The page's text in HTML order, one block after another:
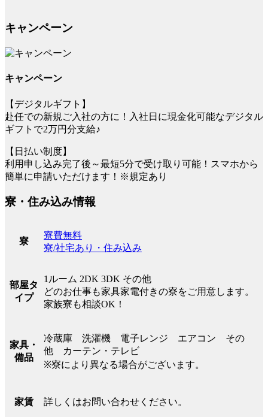
キャンペーン
キャンペーン
【デジタルギフト】
赴任での新規ご入社の方に！入社日に現金化可能なデジタル
ギフトで2万円分支給♪
【日払い制度】
利用申し込み完了後～最短5分で受け取り可能！スマホから
簡単に申請いただけます！※規定あり
寮・住み込み情報
寮
寮費無料
寮/社宅あり・住み込み
部屋タ
イプ
1ルーム 2DK 3DK その他
どのお仕事も家具家電付きの寮をご用意します。
家族寮も相談OK！
家具・
備品
冷蔵庫 洗濯機 電子レンジ エアコン その
他 カーテン・テレビ
※寮により異なる場合がございます。
家賃 詳しくはお問い合わせください。